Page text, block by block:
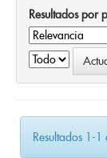
Resultados por
Resultados 1-1